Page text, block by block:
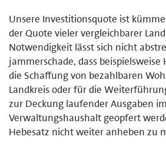
Unsere Investitionsquote ist
der Quote vieler vergleichbarer
Notwendigkeit lässt sich nicht
jammerschade, dass
die Schaffung von bezahlbaren
Landkreis oder für die
zur Deckung laufender Ausgaben im
Verwaltungshaushalt geopfert
Hebesatz nicht weiter anheben zu